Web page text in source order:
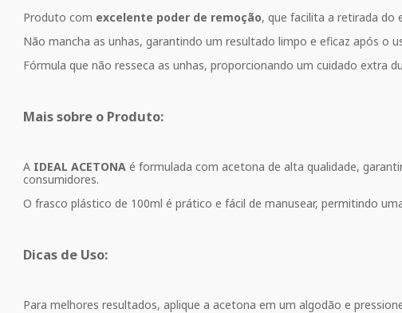
Produto com excelente poder de remoção, que facilita a retirada do
Não mancha as unhas, garantindo um resultado limpo e eficaz após o
Fórmula que não resseca as unhas, proporcionando um cuidado extra
Mais sobre o Produto:
A IDEAL ACETONA é formulada com acetona de alta qualidade,
consumidores.
O frasco plástico de 100ml é prático e fácil de manusear, permitindo
Dicas de Uso:
Para melhores resultados, aplique a acetona em um algodão e